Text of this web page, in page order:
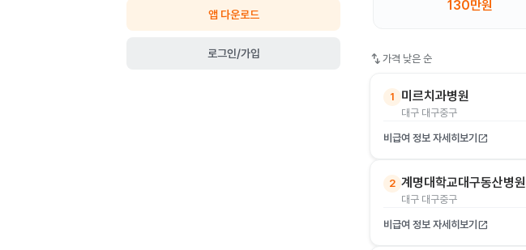
앱 다운로드
로그인/가입
130만원
swap_vert 가격 낮은 순
1 미르치과병원
대구 대구중구
비급여 정보 자세히보기 open_in_new
2 계명대학교대구동산병원
대구 대구중구
비급여 정보 자세히보기 open_in_new